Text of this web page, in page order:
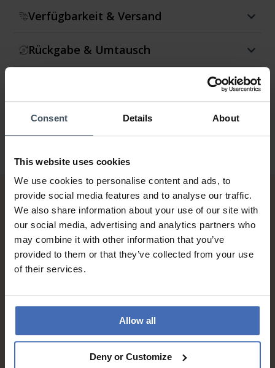
Consent Details About
This website uses cookies
We use cookies to personalise content and ads, to
provide social media features and to analyse our traffic.
We also share information about your use of our site with
our social media, advertising and analytics partners who
may combine it with other information that you’ve
provided to them or that they’ve collected from your use
of their services.
Allow all
Deny or Customize
Verfügbarkeit & Versand
Rückgabe & Umtausch
5'000.-
info